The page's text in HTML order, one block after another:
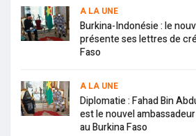
A LA UNE
Burkina-Indonésie : le
présente ses lettres de
Faso
A LA UNE
Diplomatie : Fahad Bin
est le nouvel
au Burkina Faso